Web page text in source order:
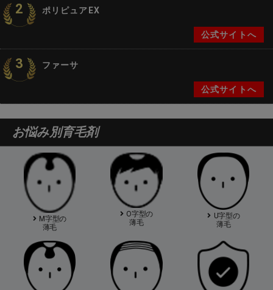
2 ポリピュアEX
公式サイトへ
3 ファーサ
公式サイトへ
お悩み別育毛剤
M字型の
薄毛
O字型の
薄毛
U字型の
薄毛